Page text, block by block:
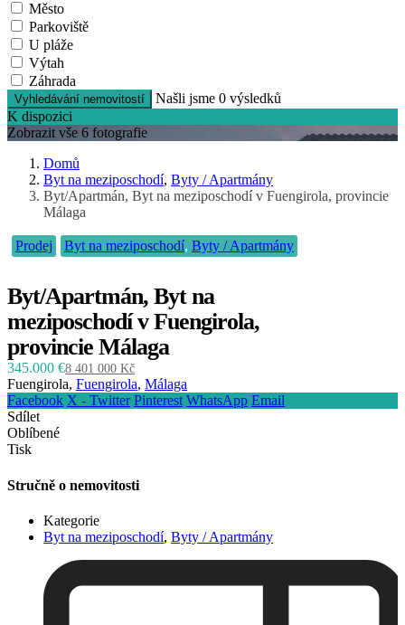
Město
Parkoviště
U pláže
Výtah
Záhrada
Vyhledávání nemovitostí Našli jsme0 výsledků
K dispozici
Zobrazit vše 6 fotografie
Domů
Byt na meziposchodí,Byty / Apartmány
Byt/Apartmán, Byt na meziposchodí v Fuengirola, provincie
Málaga
Prodej Byt na meziposchodí,Byty / Apartmány
Byt/Apartmán, Byt na
meziposchodí v Fuengirola,
provincie Málaga
345.000 €8 401 000 Kč
Fuengirola,Fuengirola,Málaga
Facebook X - Twitter Pinterest WhatsApp Email
Sdílet
Oblíbené
Tisk
Stručně o nemovitosti
Kategorie
Byt na meziposchodí,Byty / Apartmány